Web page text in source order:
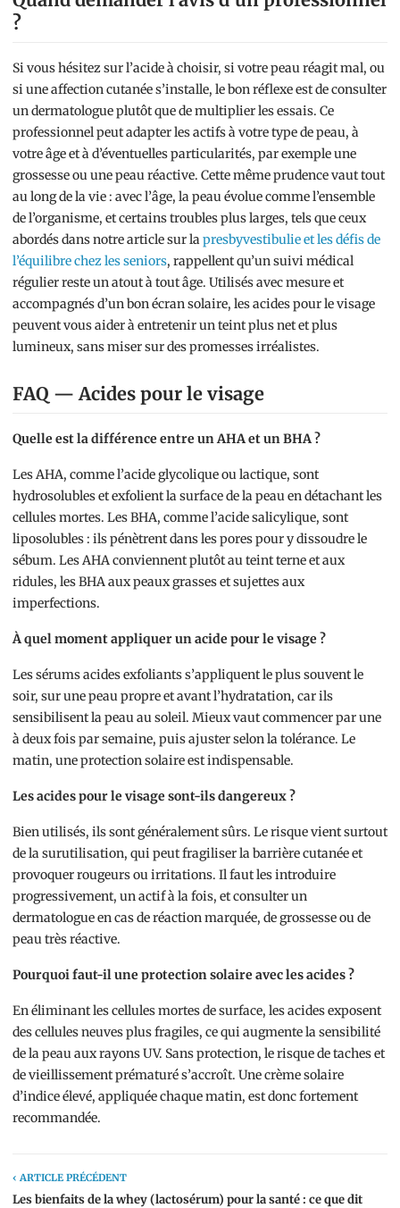
?
Si vous hésitez sur l’acide à choisir, si votre peau réagit mal, ou
si une affection cutanée s’installe, le bon réflexe est de consulter
un dermatologue plutôt que de multiplier les essais. Ce
professionnel peut adapter les actifs à votre type de peau, à
votre âge et à d’éventuelles particularités, par exemple une
grossesse ou une peau réactive. Cette même prudence vaut tout
au long de la vie : avec l’âge, la peau évolue comme l’ensemble
de l’organisme, et certains troubles plus larges, tels que ceux
abordés dans notre article sur lapresbyvestibulie et les défis de
l’équilibre chez les seniors, rappellent qu’un suivi médical
régulier reste un atout à tout âge. Utilisés avec mesure et
accompagnés d’un bon écran solaire, les acides pour le visage
peuvent vous aider à entretenir un teint plus net et plus
lumineux, sans miser sur des promesses irréalistes.
FAQ — Acides pour le visage
Quelle est la différence entre un AHA et un BHA ?
Les AHA, comme l’acide glycolique ou lactique, sont
hydrosolubles et exfolient la surface de la peau en détachant les
cellules mortes. Les BHA, comme l’acide salicylique, sont
liposolubles : ils pénètrent dans les pores pour y dissoudre le
sébum. Les AHA conviennent plutôt au teint terne et aux
ridules, les BHA aux peaux grasses et sujettes aux
imperfections.
À quel moment appliquer un acide pour le visage ?
Les sérums acides exfoliants s’appliquent le plus souvent le
soir, sur une peau propre et avant l’hydratation, car ils
sensibilisent la peau au soleil. Mieux vaut commencer par une
à deux fois par semaine, puis ajuster selon la tolérance. Le
matin, une protection solaire est indispensable.
Les acides pour le visage sont-ils dangereux ?
Bien utilisés, ils sont généralement sûrs. Le risque vient surtout
de la surutilisation, qui peut fragiliser la barrière cutanée et
provoquer rougeurs ou irritations. Il faut les introduire
progressivement, un actif à la fois, et consulter un
dermatologue en cas de réaction marquée, de grossesse ou de
peau très réactive.
Pourquoi faut-il une protection solaire avec les acides ?
En éliminant les cellules mortes de surface, les acides exposent
des cellules neuves plus fragiles, ce qui augmente la sensibilité
de la peau aux rayons UV. Sans protection, le risque de taches et
de vieillissement prématuré s’accroît. Une crème solaire
d’indice élevé, appliquée chaque matin, est donc fortement
recommandée.
‹ ARTICLE PRÉCÉDENT
Les bienfaits de la whey (lactosérum) pour la santé : ce que dit